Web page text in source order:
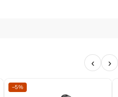
‹ ›
−5%